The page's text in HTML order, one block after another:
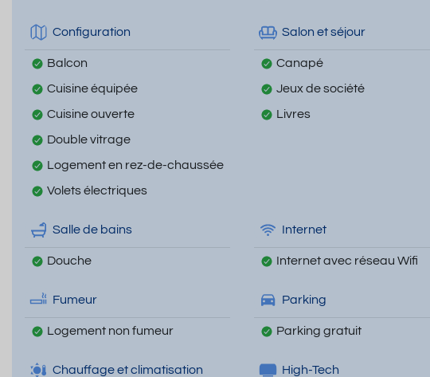
Configuration
Balcon
Cuisine équipée
Cuisine ouverte
Double vitrage
Logement en rez-de-chaussée
Volets électriques
Salon et séjour
Canapé
Jeux de société
Livres
Salle de bains
Douche
Internet
Internet avec réseau Wifi
Fumeur
Logement non fumeur
Parking
Parking gratuit
Chauffage et climatisation High-Tech